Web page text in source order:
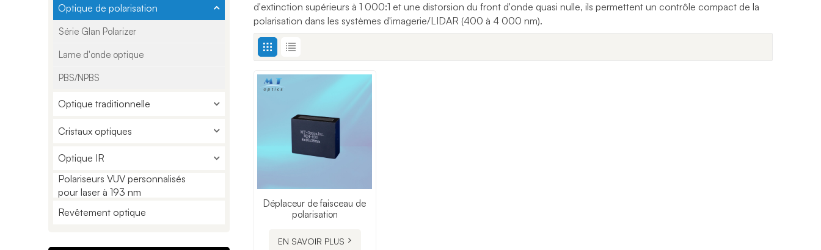
Optique de polarisation
Série Glan Polarizer
Lame d'onde optique
PBS/NPBS
Optique traditionnelle
Cristaux optiques
Optique IR
Polariseurs VUV personnalisés
pour laser à 193 nm
Revêtement optique
d'extinction supérieurs à 1 000:1 et une distorsion du front d'onde quasi nulle, ils permettent un contrôle compact de la
polarisation dans les systèmes d'imagerie/LIDAR (400 à 4 000 nm).
Déplaceur de faisceau de
polarisation
EN SAVOIR PLUS